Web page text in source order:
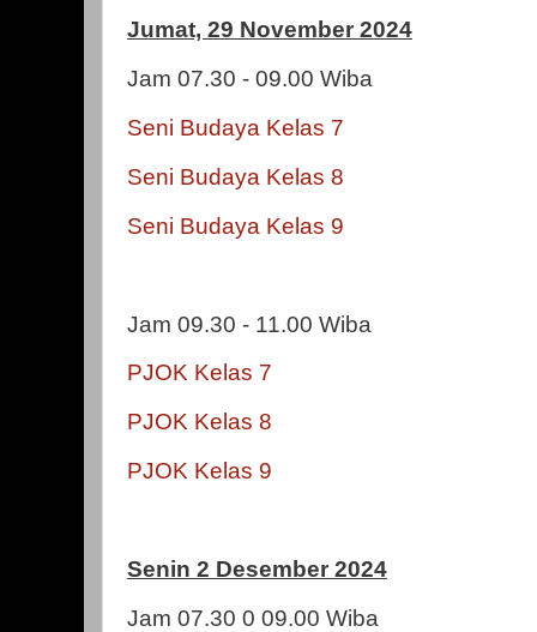
Jumat, 29 November 2024
Jam 07.30 - 09.00 Wiba
Seni Budaya Kelas 7
Seni Budaya Kelas 8
Seni Budaya Kelas 9
Jam 09.30 - 11.00 Wiba
PJOK Kelas 7
PJOK Kelas 8
PJOK Kelas 9
Senin 2 Desember 2024
Jam 07.30 0 09.00 Wiba